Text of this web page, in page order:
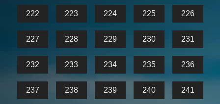
222 223 224 225 226
227 228 229 230 231
232 233 234 235 236
237 238 239 240 241